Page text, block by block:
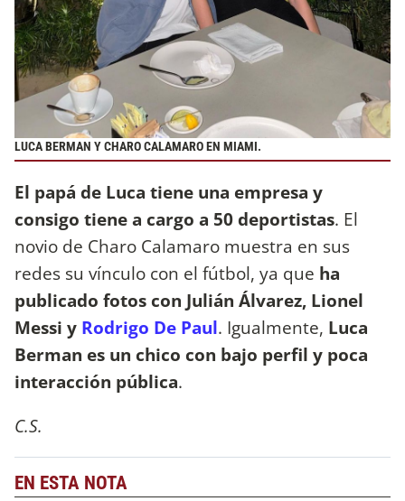
LUCA BERMAN Y CHARO CALAMARO EN MIAMI.
El papá de Luca tiene una empresa y
consigo tiene a cargo a 50 deportistas. El
novio de Charo Calamaro muestra en sus
redes su vínculo con el fútbol, ya que ha
publicado fotos con Julián Álvarez, Lionel
Messi y Rodrigo De Paul. Igualmente, Luca
Berman es un chico con bajo perfil y poca
interacción pública.
C.S.
EN ESTA NOTA